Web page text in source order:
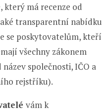
má recenze od
transparentní nabídku
se poskytovatelům, kteří
všechny zákonem
společnosti, IČO a
rejstříku).
vám k